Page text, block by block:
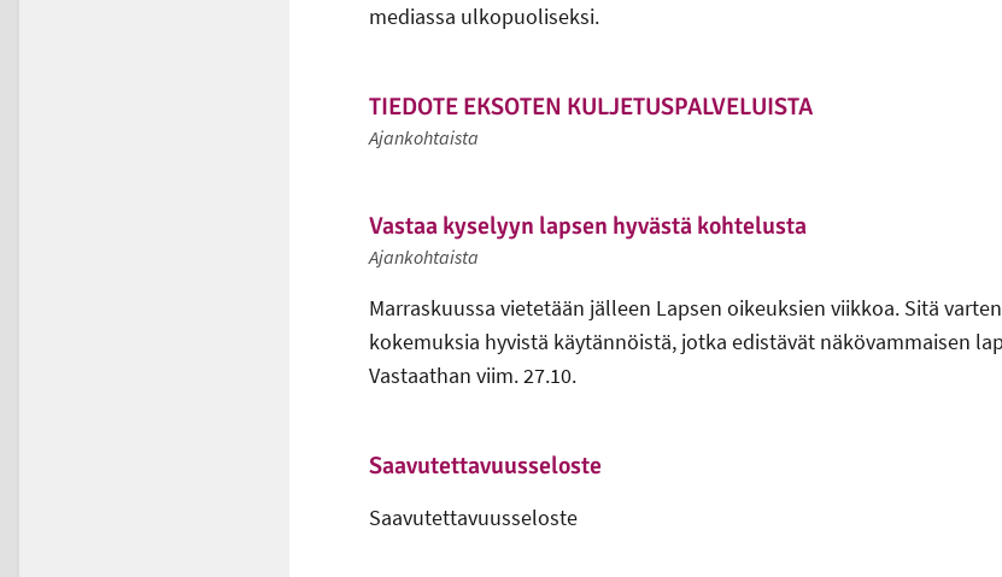
mediassa ulkopuoliseksi.
TIEDOTE EKSOTEN KULJETUSPALVELUISTA
Ajankohtaista
Vastaa kyselyyn lapsen hyvästä kohtelusta
Ajankohtaista
Marraskuussa vietetään jälleen Lapsen oikeuksien viikkoa. Sitä
kokemuksia hyvistä käytännöistä, jotka edistävät näkövammaisen
Vastaathan viim. 27.10.
Saavutettavuusseloste
Saavutettavuusseloste